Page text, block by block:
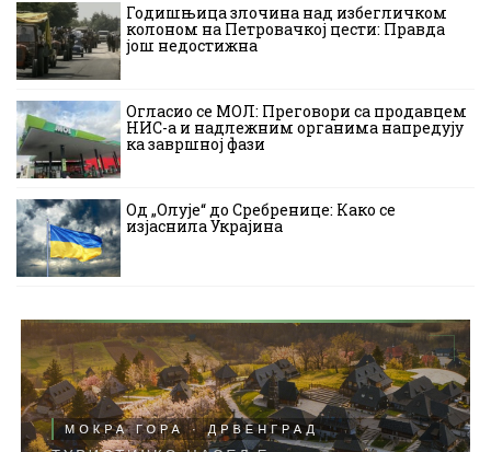
Годишњица злочина над избегличком
колоном на Петровачкој цести: Правда
још недостижна
Огласио се МОЛ: Преговори са продавцем
НИС-а и надлежним органима напредују
ка завршној фази
Од „Олује“ до Сребренице: Како се
изјаснила Украјина